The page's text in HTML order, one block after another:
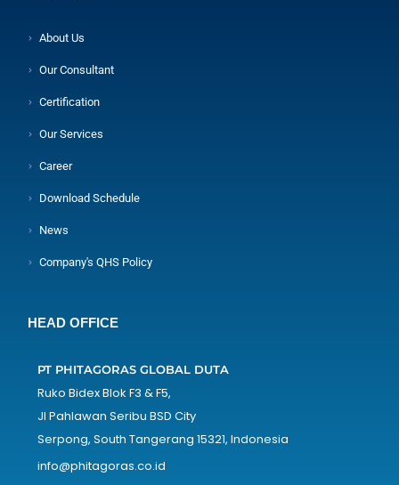
About Us
Our Consultant
Certification
Our Services
Career
Download Schedule
News
Company's QHS Policy
HEAD OFFICE
PT PHITAGORAS GLOBAL DUTA
Ruko Bidex Blok F3 & F5,
Jl Pahlawan Seribu BSD City
Serpong, South Tangerang 15321, Indonesia
info@phitagoras.co.id